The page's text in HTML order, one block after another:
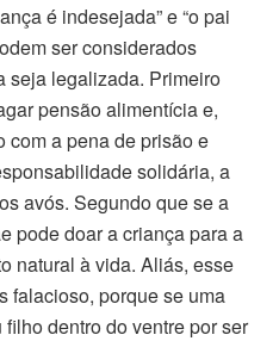
é indesejada” e “o pai
ser considerados
seja legalizada. Primeiro
pensão alimentícia e,
com a pena de prisão e
solidária, a
avós. Segundo que se a
pode doar a criança para a
natural à vida. Aliás, esse
falacioso, porque se uma
dentro do ventre por ser